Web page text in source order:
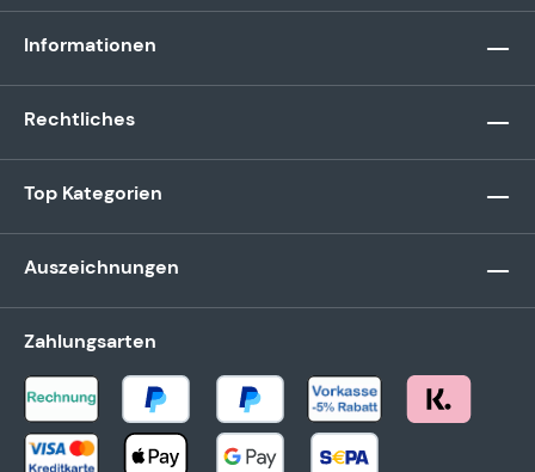
Informationen
Rechtliches
Top Kategorien
Auszeichnungen
Zahlungsarten